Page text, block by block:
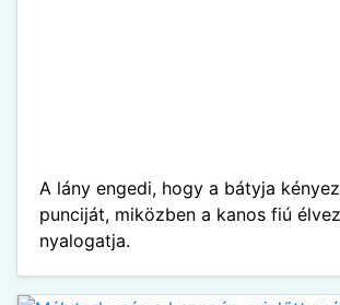
A lány engedi, hogy a bátyja
punciját, miközben a kanos fiú
nyalogatja.